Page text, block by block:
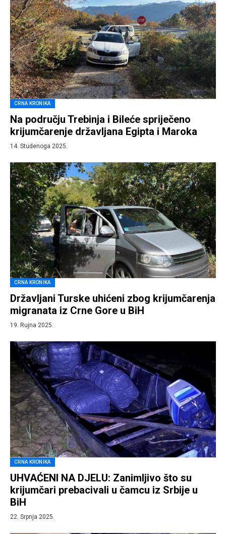
CRNA KRONIKA
Na području Trebinja i Bileće spriječeno
krijumčarenje državljana Egipta i Maroka
14. Studenoga 2025.
CRNA KRONIKA
Državljani Turske uhićeni zbog krijumčarenja
migranata iz Crne Gore u BiH
19. Rujna 2025.
CRNA KRONIKA
UHVAĆENI NA DJELU: Zanimljivo što su
krijumčari prebacivali u čamcu iz Srbije u
BiH
22. Srpnja 2025.